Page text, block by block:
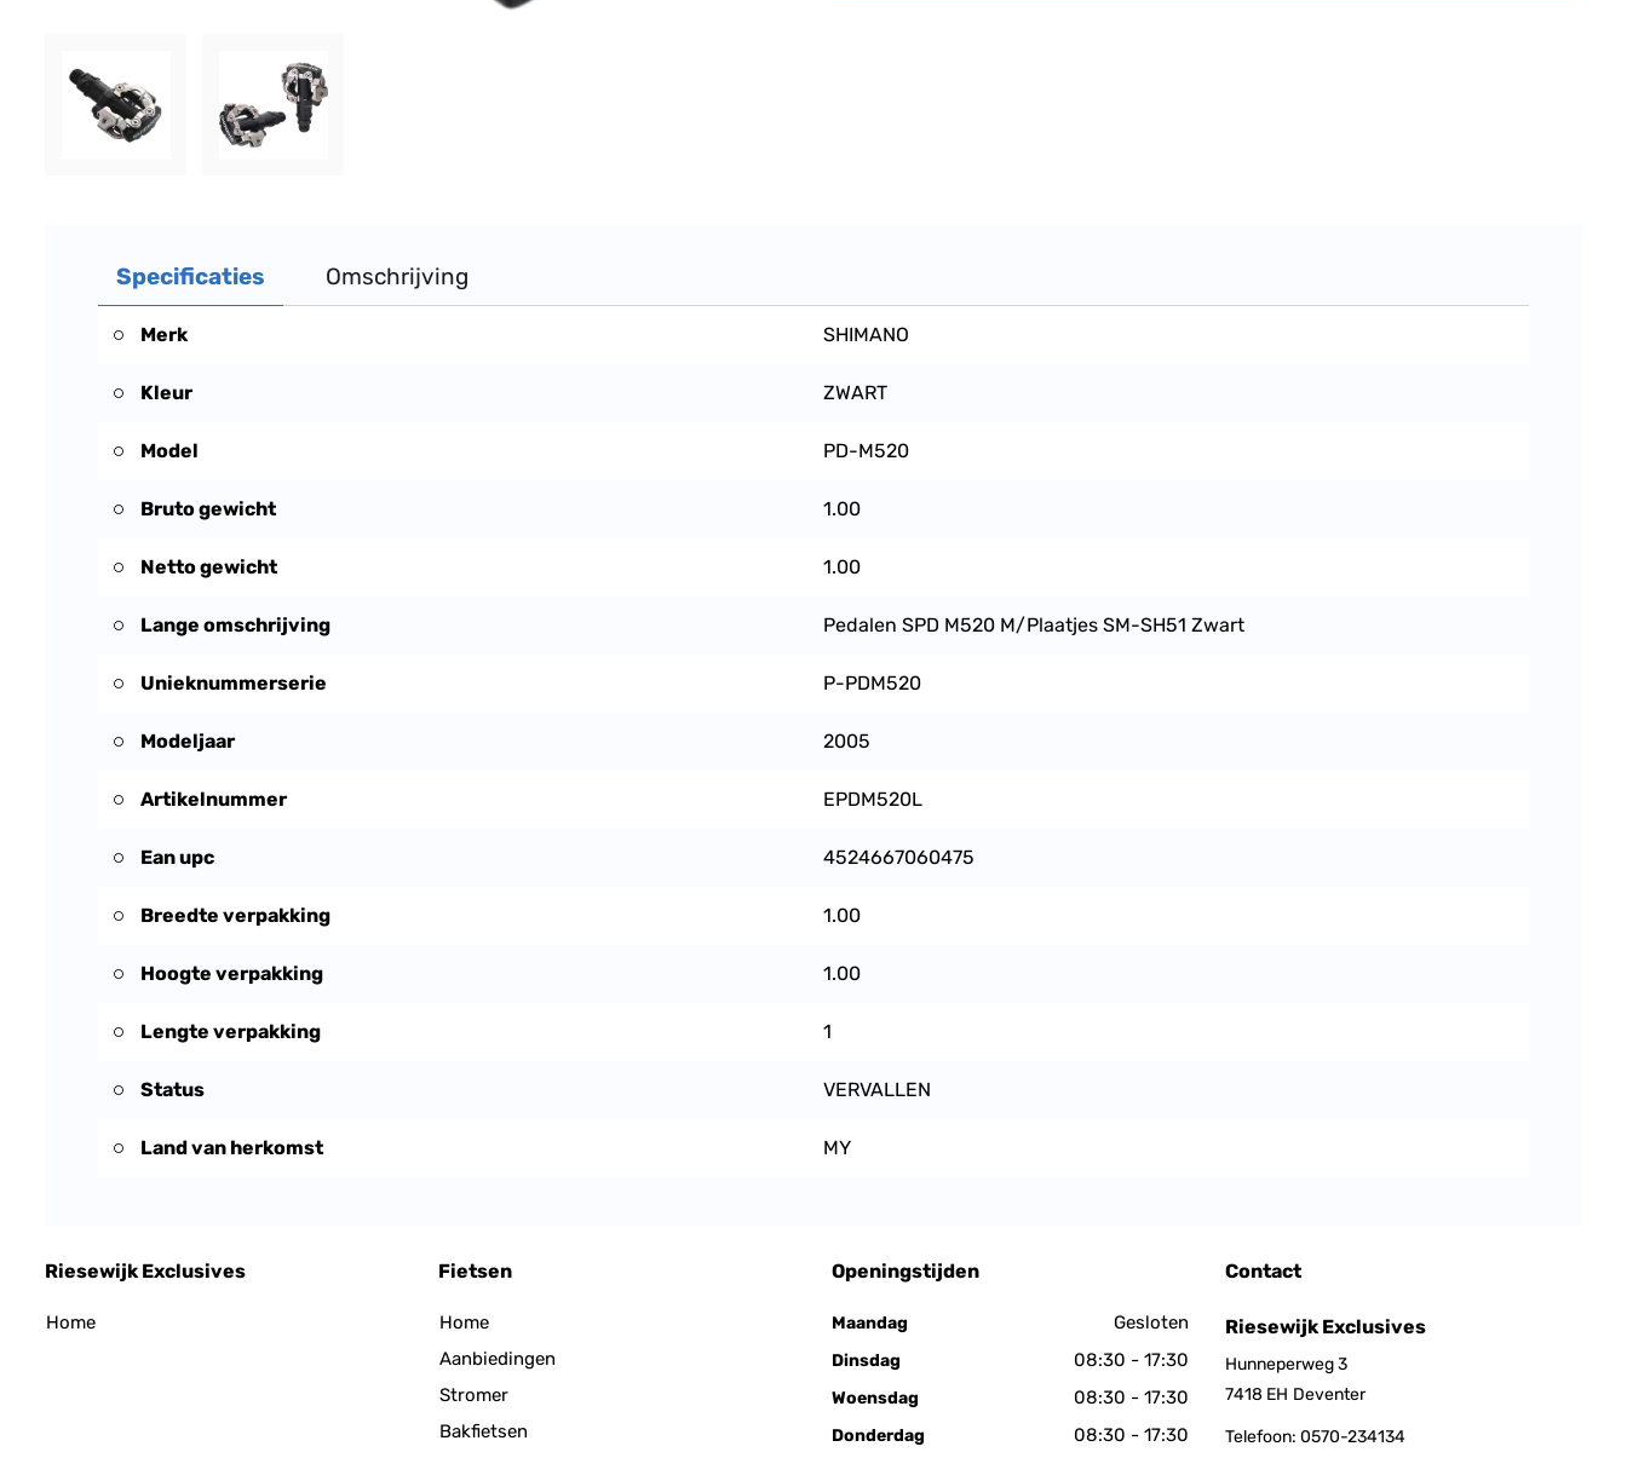
Specificaties Omschrijving
Merk SHIMANO
Kleur ZWART
Model PD-M520
Bruto gewicht 1.00
Netto gewicht 1.00
Lange omschrijving Pedalen SPD M520 M/Plaatjes SM-SH51 Zwart
Unieknummerserie P-PDM520
Modeljaar 2005
Artikelnummer EPDM520L
Ean upc 4524667060475
Breedte verpakking 1.00
Hoogte verpakking 1.00
Lengte verpakking 1
Status VERVALLEN
Land van herkomst MY
Riesewijk Exclusives
Home
Fietsen
Home
Aanbiedingen
Stromer
Bakfietsen
Openingstijden
Maandag Gesloten
Dinsdag 08:30 - 17:30
Woensdag 08:30 - 17:30
Donderdag 08:30 - 17:30
Contact
Riesewijk Exclusives
Hunneperweg 3
7418 EH Deventer
Telefoon: 0570-234134